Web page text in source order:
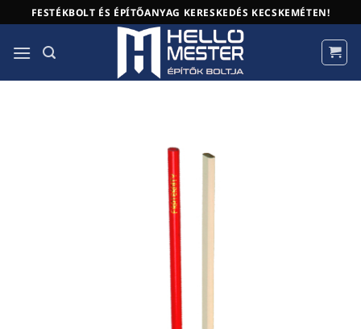
to
content
FESTÉKBOLT ÉS ÉPÍTŐANYAG KERESKEDÉS KECSKEMÉTEN!